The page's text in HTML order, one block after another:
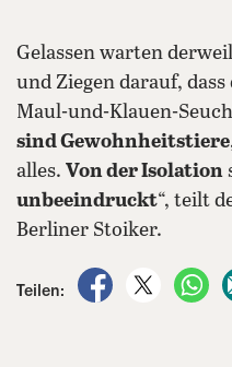
Gelassen warten
und Ziegen darauf,
Maul-und-Klauen-
sind Gewohnheitstiere
alles. Von der Isolation
unbeeindruckt“, teilt
Berliner Stoiker.
Teilen:
auf Facebook
auf X